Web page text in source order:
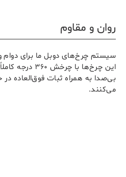
روان و مقاوم
سیستم چرخ‌های دوبل ما برای
این چرخ‌ها با
بی‌صدا به همراه ثبات فوق‌العاده در
می‌کنند.